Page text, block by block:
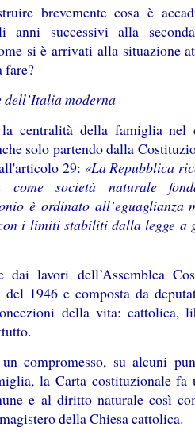
brevemente cosa è
anni successivi alla
si è arrivati alla situazione
fare?
moderna
centralità della famiglia nel
solo partendo dalla
29: «La Repubblica
società naturale
è ordinato all’eguaglianza
i limiti stabiliti dalla legge a
dai lavori dell’Assemblea
1946 e composta da
della vita: cattolica,
compromesso, su alcuni
la Carta costituzionale fa
e al diritto naturale così
della Chiesa cattolica.